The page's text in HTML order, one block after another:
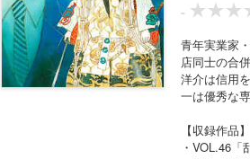
-
青年実業家
店同士の合
洋介は信用
一は優秀な
【収録作品】
・VOL.46「